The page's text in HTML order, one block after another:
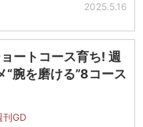
2025.5.16
ートコース育ち! 週
“腕を磨ける”8コース
刊GD